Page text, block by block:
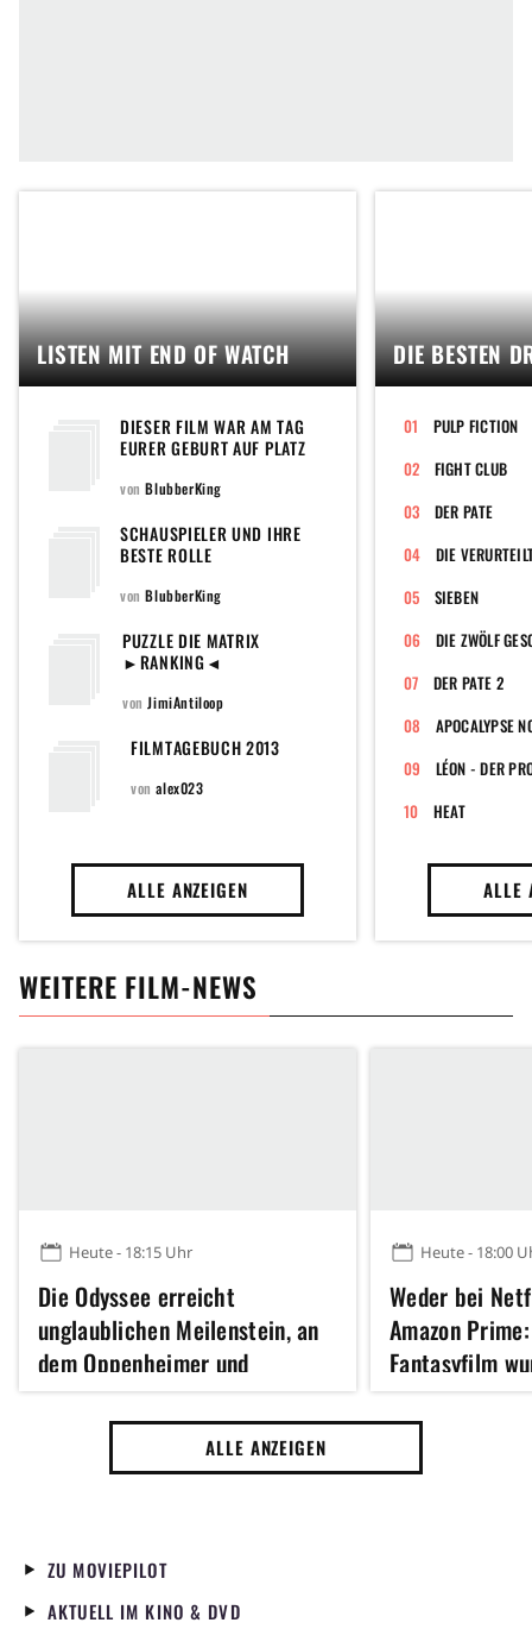
LISTEN MIT END OF WATCH
DIESER FILM WAR AM TAG
EURER GEBURT AUF PLATZ
vonBlubberKing
SCHAUSPIELER UND IHRE
BESTE ROLLE
vonBlubberKing
PUZZLE DIE MATRIX
►RANKING◄
von JimiAntiloop
FILMTAGEBUCH 2013
vonalex023
ALLE ANZEIGEN
DIE BESTEN
PULP FICTION
FIGHT CLUB
DER PATE
DIE
SIEBEN
DIE ZWÖLF
DER PATE 2
APOCALYPSE
LÉON - DER
HEAT
ALLE
WEITERE FILM-NEWS
Heute - 18:15 Uhr
Die Odyssee erreicht
unglaublichen Meilenstein, an
dem Oppenheimer und
Inception scheiterten
Heute - 18:00
Weder bei
Amazon
Fantasyfilm
unerwartetes
und lässt
los
ALLE ANZEIGEN
ZU MOVIEPILOT
AKTUELL IM KINO & DVD